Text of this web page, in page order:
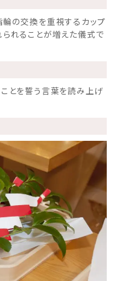
の交換を重視するカップ
れることが増えた儀式で
とを誓う言葉を読み上げ